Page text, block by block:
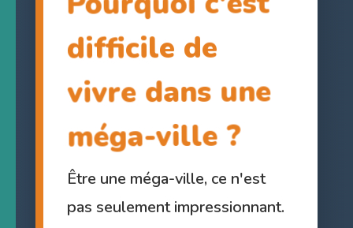
méga-ville ?
Être une méga-ville, ce n'est
pas seulement impressionnant.